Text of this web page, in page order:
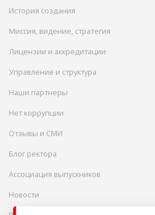
История создания
Миссия, видение, стратегия
Лицензии и аккредитации
Управление и структура
Наши партнеры
Нет коррупции
Отзывы и СМИ
Блог ректора
Ассоциация выпускников
Новости